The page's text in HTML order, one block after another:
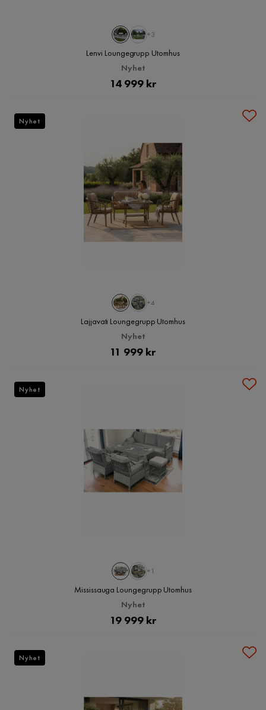
+3
Lenvi Loungegrupp Utomhus
Nyhet
Pris
14 999 kr
+4
Lajjavati Loungegrupp Utomhus
Nyhet
Pris
11 999 kr
Nyhet
+1
Mississauga Loungegrupp Utomhus
Nyhet
Pris
19 999 kr
Nyhet
Nyhet